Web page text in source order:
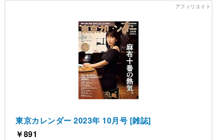
東京カレンダー 2023年 10月号 [雑誌]
￥891